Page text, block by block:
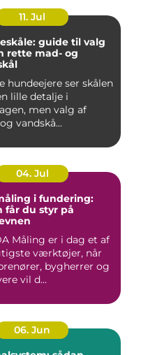
11. Jul
guide til valg
rette mad- og
hundeejere ser skålen
lille detalje i
men valg af
vandskå...
04. Jul
i fundering:
får du styr på
Måling er i dag et af
værktøjer, når
bygherrer og
vil d...
06. Jun